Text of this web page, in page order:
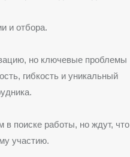
и отбора.
но ключевые проблемы
гибкость и уникальный
в поиске работы, но ждут, что
участию.